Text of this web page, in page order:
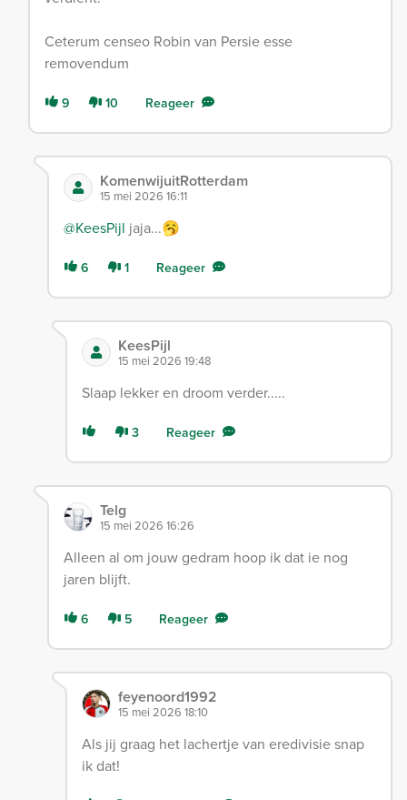
Ceterum censeo Robin van Persie esse
removendum
9 10 Reageer
KomenwijuitRotterdam
15 mei 2026 16:11
@KeesPijl jaja...🥱
6 1 Reageer
KeesPijl
15 mei 2026 19:48
Slaap lekker en droom verder.....
3 Reageer
Telg
15 mei 2026 16:26
Alleen al om jouw gedram hoop ik dat ie nog
jaren blijft.
6 5 Reageer
feyenoord1992
15 mei 2026 18:10
Als jij graag het lachertje van eredivisie snap
ik dat!